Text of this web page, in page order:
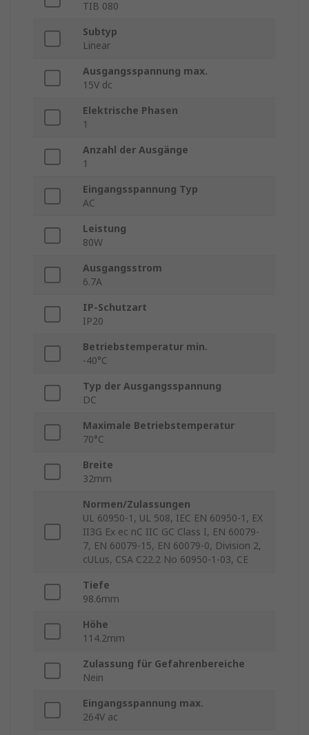
TIB 080
Subtyp
Linear
Ausgangsspannung max.
15V dc
Elektrische Phasen
1
Anzahl der Ausgänge
1
Eingangsspannung Typ
AC
Leistung
80W
Ausgangsstrom
6.7A
IP-Schutzart
IP20
Betriebstemperatur min.
-40°C
Typ der Ausgangsspannung
DC
Maximale Betriebstemperatur
70°C
Breite
32mm
Normen/Zulassungen
UL 60950-1, UL 508, IEC EN 60950-1, EX
II3G Ex ec nC IIC GC Class I, EN 60079-
7, EN 60079-15, EN 60079-0, Division 2,
cULus, CSA C22.2 No 60950-1-03, CE
Tiefe
98.6mm
Höhe
114.2mm
Zulassung für Gefahrenbereiche
Nein
Eingangsspannung max.
264V ac